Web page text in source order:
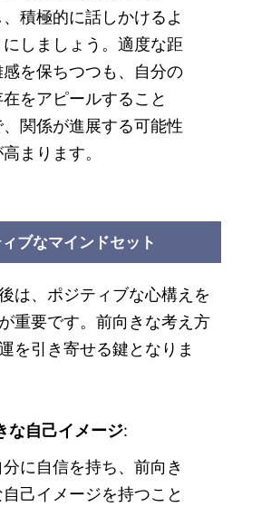
、積極的に話しかけるよ
にしましょう。適度な距
感を保ちつつも、自分の
をアピールすること
、関係が進展する可能性
まります。
ブなマインドセット
は、ポジティブな心構えを
重要です。前向きな考え方
を引き寄せる鍵となりま
な自己イメージ:
分に自信を持ち、前向き
自己イメージを持つこと